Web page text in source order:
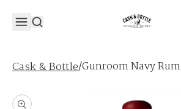
Cask & Bottle/Gunroom Navy Rum